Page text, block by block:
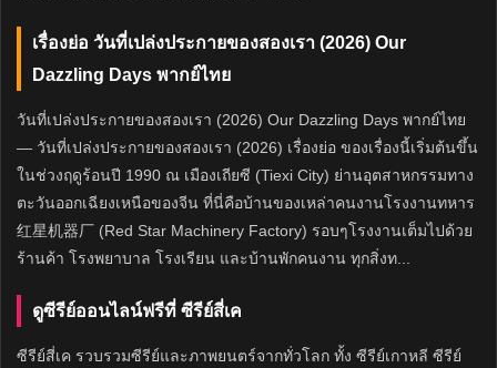
เรื่องย่อ วันที่เปล่งประกายของสองเรา (2026) Our
Dazzling Days พากย์ไทย
วันที่เปล่งประกายของสองเรา (2026) Our Dazzling Days พากย์ไทย
— วันที่เปล่งประกายของสองเรา (2026) เรื่องย่อ ของเรื่องนี้เริ่มต้นขึ้น
ในช่วงฤดูร้อนปี 1990 ณ เมืองเถียซี (Tiexi City) ย่านอุตสาหกรรมทาง
ตะวันออกเฉียงเหนือของจีน ที่นี่คือบ้านของเหล่าคนงานโรงงานทหาร
红星机器厂 (Red Star Machinery Factory) รอบๆโรงงานเต็มไปด้วย
ร้านค้า โรงพยาบาล โรงเรียน และบ้านพักคนงาน ทุกสิ่งท...
ดูซีรีย์ออนไลน์ฟรีที่ ซีรีย์สี่เค
ซีรีย์สี่เค รวบรวมซีรีย์และภาพยนตร์จากทั่วโลก ทั้ง ซีรีย์เกาหลี ซีรีย์